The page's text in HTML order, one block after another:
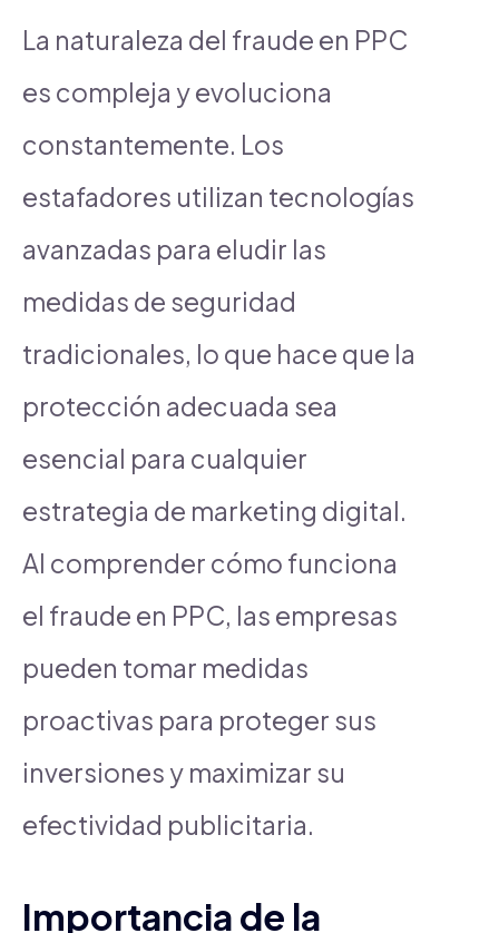
La naturaleza del fraude en PPC
es compleja y evoluciona
constantemente. Los
estafadores utilizan tecnologías
avanzadas para eludir las
medidas de seguridad
tradicionales, lo que hace que la
protección adecuada sea
esencial para cualquier
estrategia de marketing digital.
Al comprender cómo funciona
el fraude en PPC, las empresas
pueden tomar medidas
proactivas para proteger sus
inversiones y maximizar su
efectividad publicitaria.
Importancia de la